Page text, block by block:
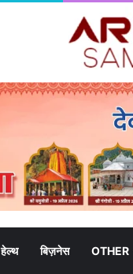
हेल्थ बिज़नेस OTHER